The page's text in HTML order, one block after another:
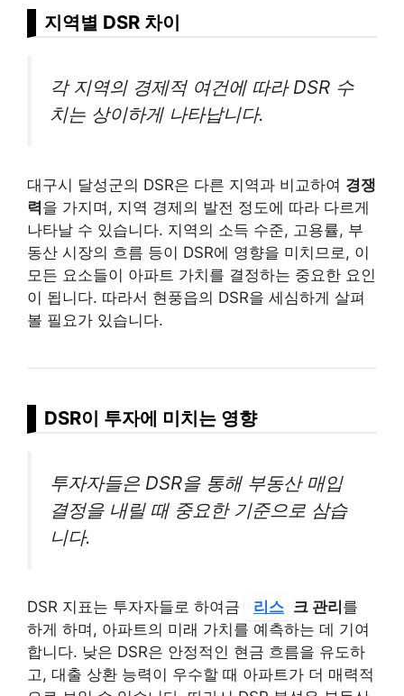
지역별 DSR 차이
각 지역의 경제적 여건에 따라 DSR 수
치는 상이하게 나타납니다.
대구시 달성군의 DSR은 다른 지역과 비교하여 경쟁
력을 가지며, 지역 경제의 발전 정도에 따라 다르게
나타날 수 있습니다. 지역의 소득 수준, 고용률, 부
동산 시장의 흐름 등이 DSR에 영향을 미치므로, 이
모든 요소들이 아파트 가치를 결정하는 중요한 요인
이 됩니다. 따라서 현풍읍의 DSR을 세심하게 살펴
볼 필요가 있습니다.
DSR이 투자에 미치는 영향
투자자들은 DSR을 통해 부동산 매입
결정을 내릴 때 중요한 기준으로 삼습
니다.
DSR 지표는 투자자들로 하여금 리스 크 관리 를
하게 하며, 아파트의 미래 가치를 예측하는 데 기여
합니다. 낮은 DSR은 안정적인 현금 흐름을 유도하
고, 대출 상환 능력이 우수할 때 아파트가 더 매력적